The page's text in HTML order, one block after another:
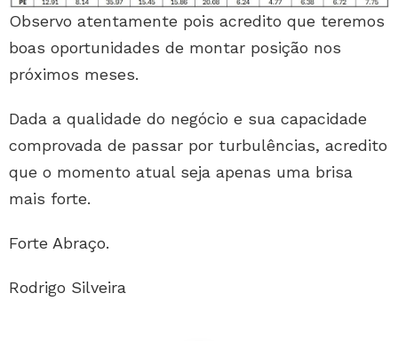
Observo atentamente pois acredito que teremos
boas oportunidades de montar posição nos
próximos meses.
Dada a qualidade do negócio e sua capacidade
comprovada de passar por turbulências, acredito
que o momento atual seja apenas uma brisa
mais forte.
Forte Abraço.
Rodrigo Silveira